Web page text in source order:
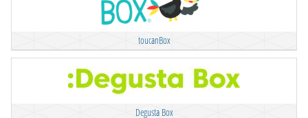
toucanBox
Degusta Box